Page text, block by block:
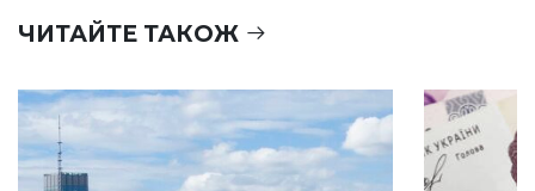
ЧИТАЙТЕ ТАКОЖ